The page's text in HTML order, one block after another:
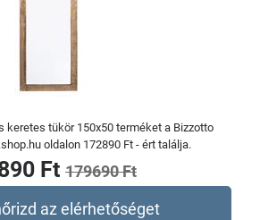
keretes tükör 150x50 terméket a Bizzotto
oldalon 172890 Ft - ért találja.
Ft 179690 Ft
az elérhetőséget